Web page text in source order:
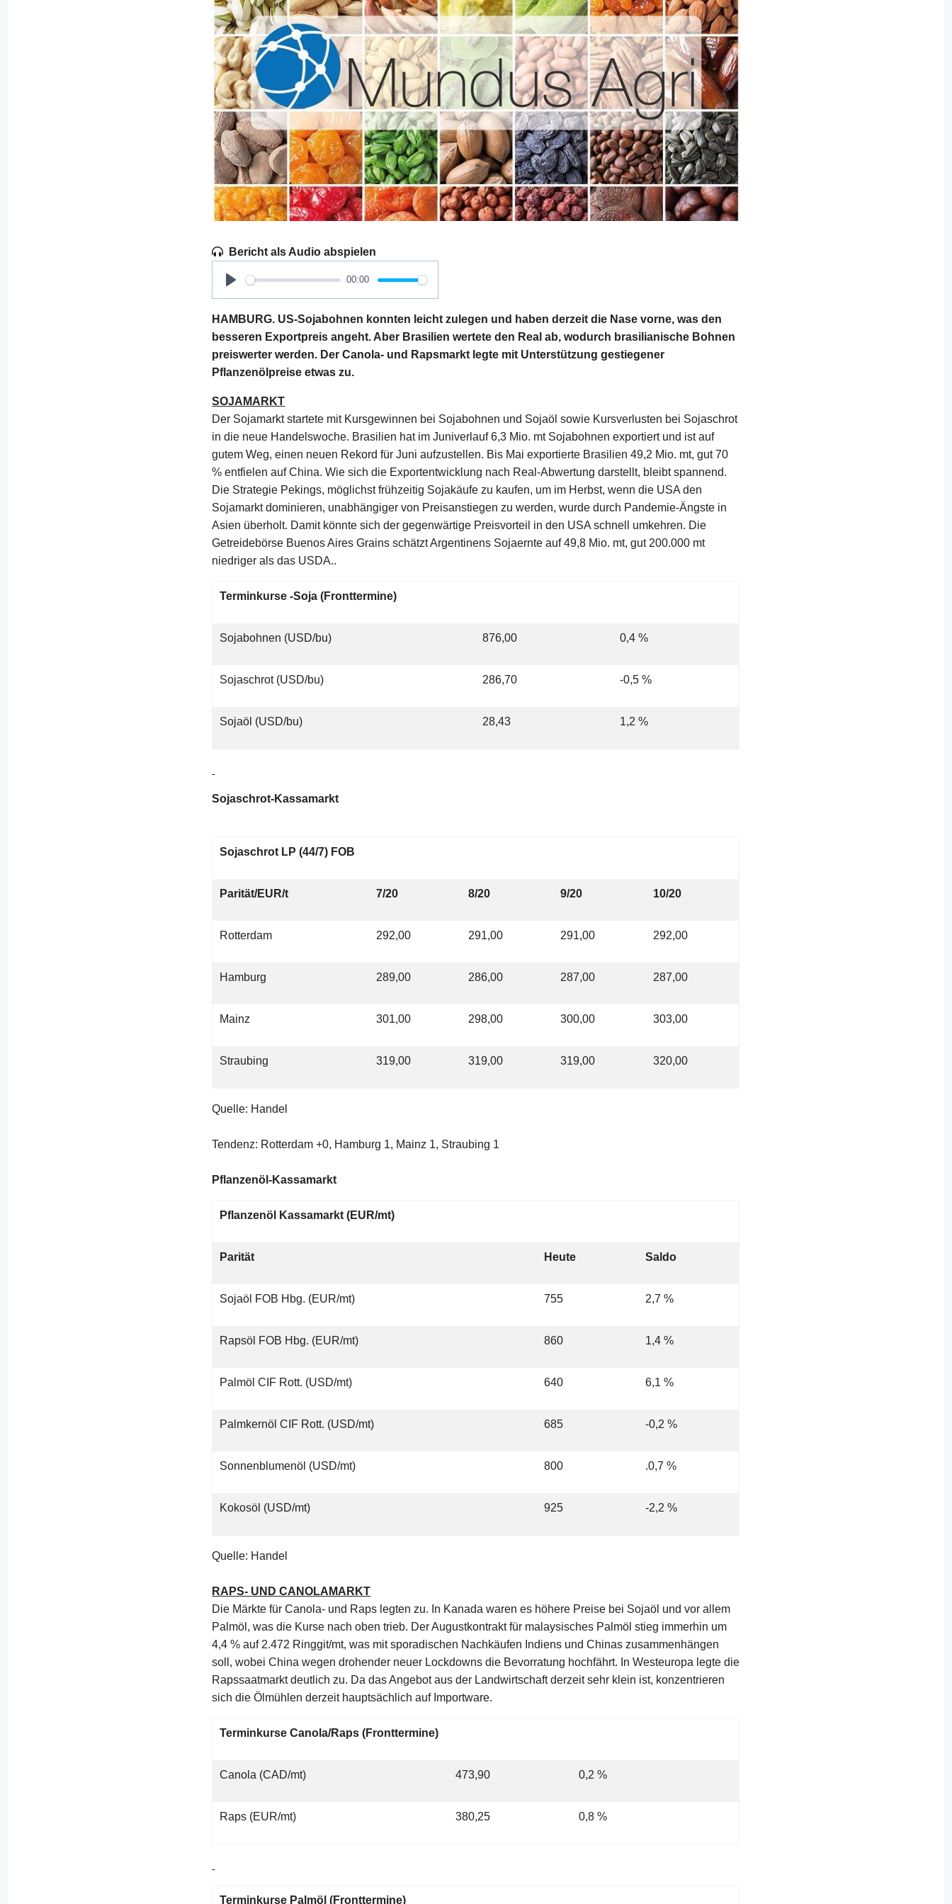
Bericht als Audio abspielen
Play
00:00
HAMBURG. US-Sojabohnen konnten leicht zulegen und haben derzeit die Nase vorne, was den
besseren Exportpreis angeht. Aber Brasilien wertete den Real ab, wodurch brasilianische Bohnen
preiswerter werden. Der Canola- und Rapsmarkt legte mit Unterstützung gestiegener
Pflanzenölpreise etwas zu.
SOJAMARKT
Der Sojamarkt startete mit Kursgewinnen bei Sojabohnen und Sojaöl sowie Kursverlusten bei Sojaschrot
in die neue Handelswoche. Brasilien hat im Juniverlauf 6,3 Mio. mt Sojabohnen exportiert und ist auf
gutem Weg, einen neuen Rekord für Juni aufzustellen. Bis Mai exportierte Brasilien 49,2 Mio. mt, gut 70
% entfielen auf China. Wie sich die Exportentwicklung nach Real-Abwertung darstellt, bleibt spannend.
Die Strategie Pekings, möglichst frühzeitig Sojakäufe zu kaufen, um im Herbst, wenn die USA den
Sojamarkt dominieren, unabhängiger von Preisanstiegen zu werden, wurde durch Pandemie-Ängste in
Asien überholt. Damit könnte sich der gegenwärtige Preisvorteil in den USA schnell umkehren. Die
Getreidebörse Buenos Aires Grains schätzt Argentinens Sojaernte auf 49,8 Mio. mt, gut 200.000 mt
niedriger als das USDA..
Terminkurse -Soja (Fronttermine)
Sojabohnen (USD/bu) 876,00 0,4 %
Sojaschrot (USD/bu) 286,70 -0,5 %
Sojaöl (USD/bu) 28,43 1,2 %
Sojaschrot-Kassamarkt
Sojaschrot LP (44/7) FOB
Parität/EUR/t 7/20 8/20 9/20 10/20
Rotterdam 292,00 291,00 291,00 292,00
Hamburg 289,00 286,00 287,00 287,00
Mainz 301,00 298,00 300,00 303,00
Straubing 319,00 319,00 319,00 320,00
Quelle: Handel
Tendenz: Rotterdam +0, Hamburg 1, Mainz 1, Straubing 1
Pflanzenöl-Kassamarkt
Pflanzenöl Kassamarkt (EUR/mt)
Parität Heute Saldo
Sojaöl FOB Hbg. (EUR/mt) 755 2,7 %
Rapsöl FOB Hbg. (EUR/mt) 860 1,4 %
Palmöl CIF Rott. (USD/mt) 640 6,1 %
Palmkernöl CIF Rott. (USD/mt) 685 -0,2 %
Sonnenblumenöl (USD/mt) 800 .0,7 %
Kokosöl (USD/mt) 925 -2,2 %
Quelle: Handel
RAPS- UND CANOLAMARKT
Die Märkte für Canola- und Raps legten zu. In Kanada waren es höhere Preise bei Sojaöl und vor allem
Palmöl, was die Kurse nach oben trieb. Der Augustkontrakt für malaysisches Palmöl stieg immerhin um
4,4 % auf 2.472 Ringgit/mt, was mit sporadischen Nachkäufen Indiens und Chinas zusammenhängen
soll, wobei China wegen drohender neuer Lockdowns die Bevorratung hochfährt. In Westeuropa legte die
Rapssaatmarkt deutlich zu. Da das Angebot aus der Landwirtschaft derzeit sehr klein ist, konzentrieren
sich die Ölmühlen derzeit hauptsächlich auf Importware.
Terminkurse Canola/Raps (Fronttermine)
Canola (CAD/mt) 473,90 0,2 %
Raps (EUR/mt) 380,25 0,8 %
Terminkurse Palmöl (Fronttermine)